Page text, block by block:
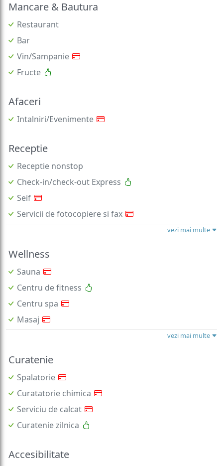
Mancare & Bautura
Restaurant
Bar
Vin/Sampanie
Fructe
Afaceri
Intalniri/Evenimente
Receptie
Receptie nonstop
Check-in/check-out Express
Seif
Servicii de fotocopiere si fax
vezi mai multe
Wellness
Sauna
Centru de fitness
Centru spa
Masaj
vezi mai multe
Curatenie
Spalatorie
Curatatorie chimica
Serviciu de calcat
Curatenie zilnica
Accesibilitate